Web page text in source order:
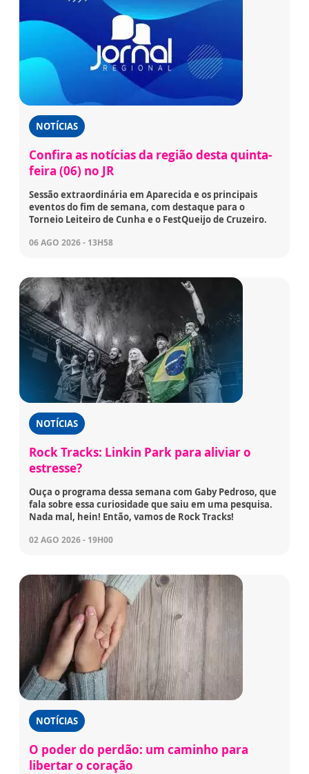
NOTÍCIAS
Confira as notícias da região desta quinta-
feira (06) no JR
Sessão extraordinária em Aparecida e os principais
eventos do fim de semana, com destaque para o
Torneio Leiteiro de Cunha e o FestQueijo de Cruzeiro.
06 AGO 2026 - 13H58
NOTÍCIAS
Rock Tracks: Linkin Park para aliviar o
estresse?
Ouça o programa dessa semana com Gaby Pedroso, que
fala sobre essa curiosidade que saiu em uma pesquisa.
Nada mal, hein! Então, vamos de Rock Tracks!
02 AGO 2026 - 19H00
NOTÍCIAS
O poder do perdão: um caminho para
libertar o coração